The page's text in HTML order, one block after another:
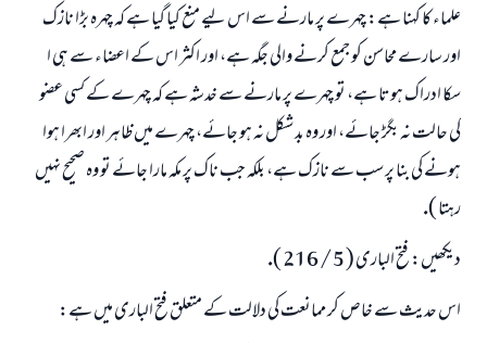
علماء كا كہنا ہے: چہرے پر مارنے سے اس ليے منع كيا گيا ہے كہ چہرہ بڑا نازك
اور سارے محاسن كو جمع كرنے والى جگہ ہے، اور اكثر اس كے اعضاء سے ہى ا
سكا ادراك ہوتا ہے، تو چہرے پر مارنے سے خدشہ ہے كہ چہرے كے كسى عضو
كى حالت نہ بگڑ جائے، اور وہ بد شكل نہ ہو جائے، چہرے ميں ظاہر اور ابھرا ہوا
ہونے كى بنا پر سب سے نازك ہے، بلكہ جب ناك پر مكہ مارا جائے تو وہ صحيح نہيں
رہتا ).
ديكھيں: فتح البارى ( 5 / 216 ).
اس حديث سے خاص كر ممانعت كى دلالت كے متعلق فتح البارى ميں ہے: